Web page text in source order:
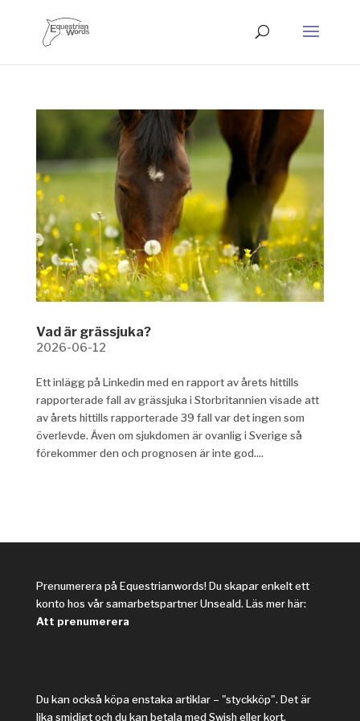
Vad är grässjuka?
2026-06-12
Ett inlägg på Linkedin med en rapport av årets hittills
rapporterade fall av grässjuka i Storbritannien visade att
av årets hittills rapporterade 39 fall var det ingen som
överlevde. Även om sjukdomen är ovanlig i Sverige så
förekommer den och prognosen är inte god....
Prenumerera på Equestrianwords! Du skapar enkelt ett
konto hos vår samarbetspartner Unseald. Läs mer här:
Att prenumerera
Du kan också köpa enstaka artiklar – "styckköp". Det är
lika smidigt och du kan betala med Swish eller kort.